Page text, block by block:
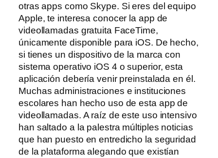
otras apps como Skype. Si eres del equipo
Apple, te interesa conocer la app de
videollamadas gratuita FaceTime,
únicamente disponible para iOS. De hecho,
si tienes un dispositivo de la marca con
sistema operativo iOS 4 o superior, esta
aplicación debería venir preinstalada en él.
Muchas administraciones e instituciones
escolares han hecho uso de esta app de
videollamadas. A raíz de este uso intensivo
han saltado a la palestra múltiples noticias
que han puesto en entredicho la seguridad
de la plataforma alegando que existían